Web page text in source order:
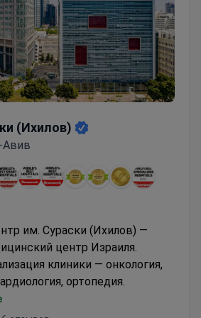
(Ихилов)
Авив
им. Сураски (Ихилов) —
центр Израиля.
клиники — онкология,
ортопедия.
принимает